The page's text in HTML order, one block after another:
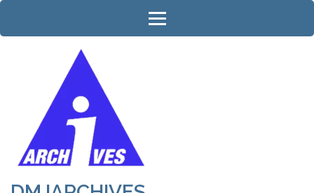
Aller
contenu